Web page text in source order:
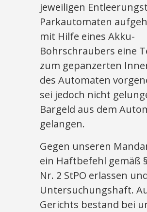
jeweiligen
Parkautomaten
mit Hilfe eines Akku-
Bohrschraubers eine
zum gepanzerten
des Automaten
sei jedoch nicht
Bargeld aus dem
gelangen.
Gegen unseren
ein Haftbefehl gemäß
Nr. 2 StPO erlassen
Untersuchungshaft.
Gerichts bestand bei